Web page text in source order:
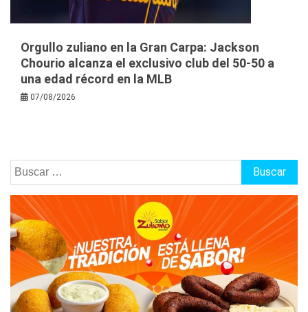
Orgullo zuliano en la Gran Carpa: Jackson
Chourio alcanza el exclusivo club del 50-50 a
una edad récord en la MLB
07/08/2026
Buscar: